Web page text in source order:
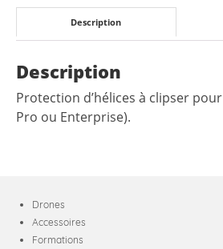
Description
Description
Protection d’hélices à clipser pour
Pro ou Enterprise).
Drones
Accessoires
Formations